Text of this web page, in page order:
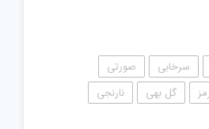
سرخابی
صورتی
گل بهی
نارنجی